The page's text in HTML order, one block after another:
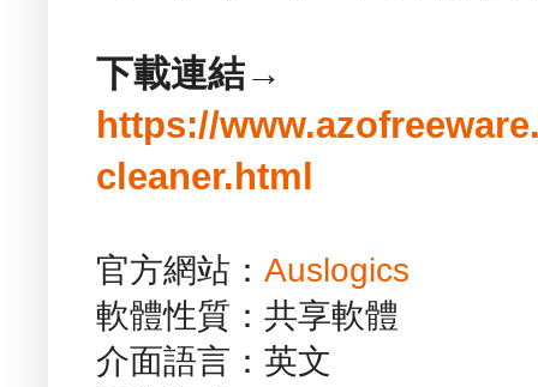
下載連結→
https://
cleaner.html
官方網站： Auslogics
軟體性質：共享軟體
介面語言：英文